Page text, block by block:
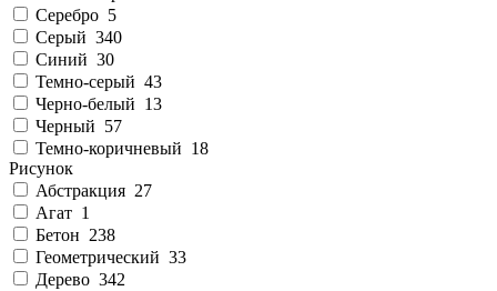
Серебро 5
Серый 340
Синий 30
Темно-серый 43
Черно-белый 13
Черный 57
Темно-коричневый 18
Рисунок
Абстракция 27
Агат 1
Бетон 238
Геометрический 33
Дерево 342